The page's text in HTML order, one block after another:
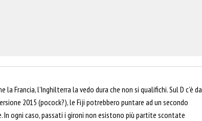
Francia, l’Inghilterra la vedo dura che non si qualifichi. Sul D c’è da
2015 (pocock?), le Fiji potrebbero puntare ad un secondo
In ogni caso, passati i gironi non esistono più partite scontate